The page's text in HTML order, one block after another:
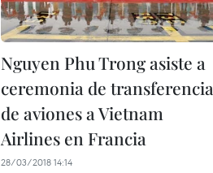
Nguyen Phu Trong asiste a
ceremonia de transferencia
de aviones a Vietnam
Airlines en Francia
28/03/2018 14:14